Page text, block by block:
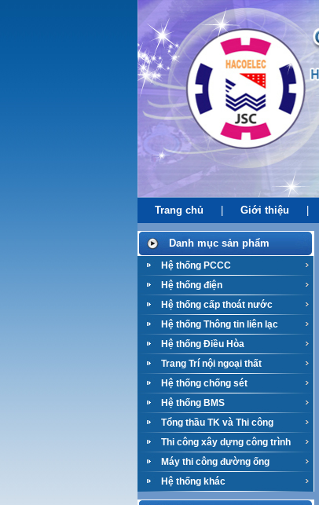
Trang chủ Giới thiệu
Danh mục sản phẩm
Hệ thống PCCC
Hệ thống điện
Hệ thống cấp thoát nước
Hệ thống Thông tin liên lạc
Hệ thống Điều Hòa
Trang Trí nội ngoại thất
Hệ thống chống sét
Hệ thống BMS
Tổng thầu TK và Thi công
M&E
Thi công xây dựng công trình
Máy thi công đường ống
Hệ thống khác